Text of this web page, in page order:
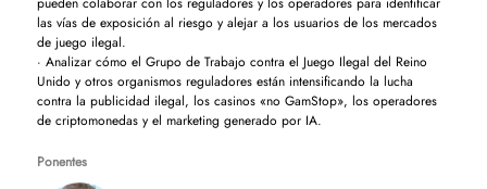
las vías de exposición al riesgo y alejar a los usuarios de los mercados
de juego ilegal.
· Analizar cómo el Grupo de Trabajo contra el Juego Ilegal del Reino
Unido y otros organismos reguladores están intensificando la lucha
contra la publicidad ilegal, los casinos «no GamStop», los operadores
de criptomonedas y el marketing generado por IA.
Ponentes